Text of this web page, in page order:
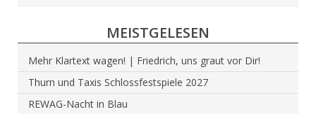
MEISTGELESEN
Mehr Klartext wagen! | Friedrich, uns graut vor Dir!
Thurn und Taxis Schlossfestspiele 2027
REWAG-Nacht in Blau